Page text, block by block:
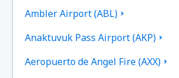
Ambler Airport (ABL)
Anaktuvuk Pass Airport (AKP)
Aeropuerto de Angel Fire (AXX)